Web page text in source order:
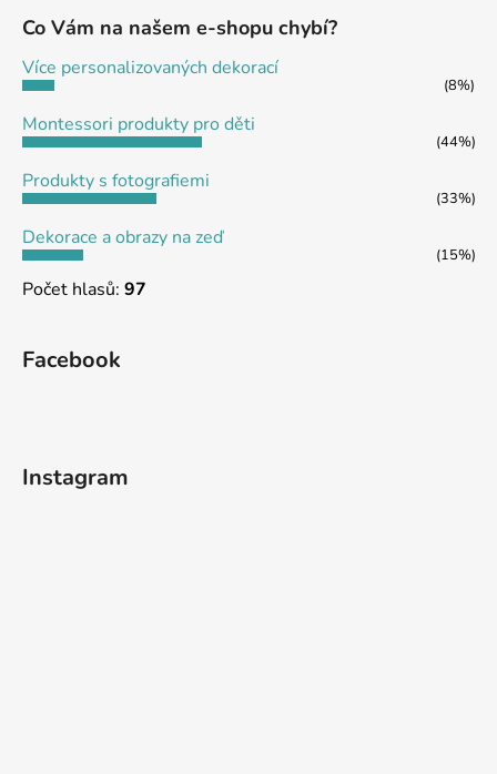
Co Vám na našem e-shopu chybí?
Více personalizovaných dekorací
(8%)
Montessori produkty pro děti
(44%)
Produkty s fotografiemi
(33%)
Dekorace a obrazy na zeď
(15%)
Počet hlasů: 97
Facebook
Instagram